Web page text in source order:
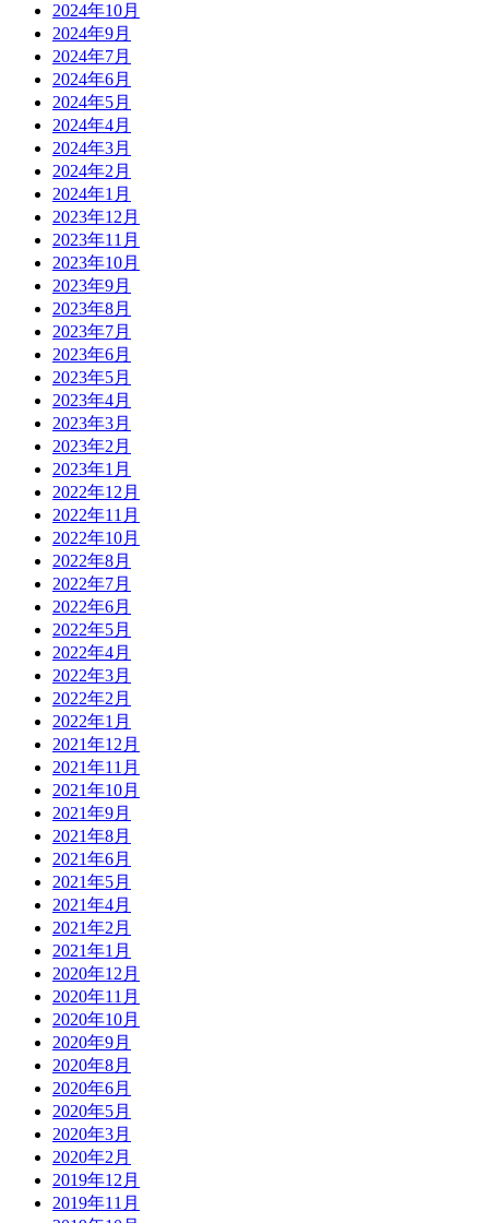
2024年10月
2024年9月
2024年7月
2024年6月
2024年5月
2024年4月
2024年3月
2024年2月
2024年1月
2023年12月
2023年11月
2023年10月
2023年9月
2023年8月
2023年7月
2023年6月
2023年5月
2023年4月
2023年3月
2023年2月
2023年1月
2022年12月
2022年11月
2022年10月
2022年8月
2022年7月
2022年6月
2022年5月
2022年4月
2022年3月
2022年2月
2022年1月
2021年12月
2021年11月
2021年10月
2021年9月
2021年8月
2021年6月
2021年5月
2021年4月
2021年2月
2021年1月
2020年12月
2020年11月
2020年10月
2020年9月
2020年8月
2020年6月
2020年5月
2020年3月
2020年2月
2019年12月
2019年11月